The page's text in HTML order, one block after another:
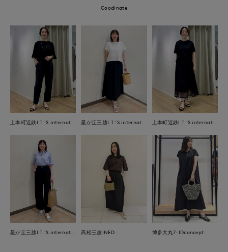
Coodinate
高松三越INED 博多大丸7-IDconcept.